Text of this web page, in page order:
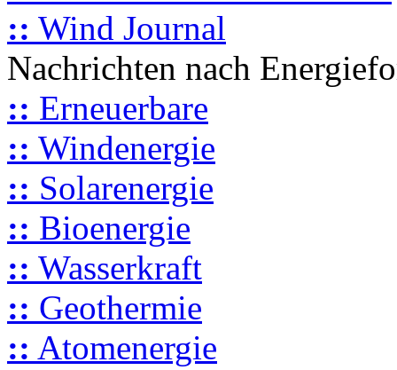
:: Wind Journal
Nachrichten nach
:: Erneuerbare
:: Windenergie
:: Solarenergie
:: Bioenergie
:: Wasserkraft
:: Geothermie
:: Atomenergie